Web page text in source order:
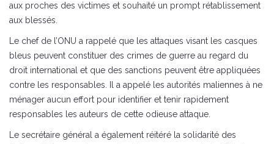
aux proches des victimes et souhaité un prompt rétablissement
aux blessés.
Le chef de l’ONU a rappelé que les attaques visant les casques
bleus peuvent constituer des crimes de guerre au regard du
droit international et que des sanctions peuvent être appliquées
contre les responsables. Il a appelé les autorités maliennes à ne
ménager aucun effort pour identifier et tenir rapidement
responsables les auteurs de cette odieuse attaque.
Le secrétaire général a également réitéré la solidarité des